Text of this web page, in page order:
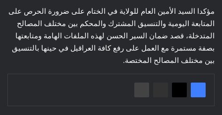
مؤكدا السيد الأمين العام للولاية في الختام على ضرورة الحرص على
المتابعة اليومية والتنسيق المشترك والمحكم بين مختلف المصالح
المتدخلة، قصد ضمان السير الحسن لهذه الملفات الهامة ومتابعتها
بصفة مستمرة مع العمل على رفع كافة العراقيل في حينها بالتنسيق
بين مختلف المصالح المختصة.